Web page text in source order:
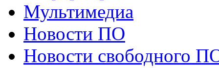
Мультимедиа
Новости ПО
Новости свободного